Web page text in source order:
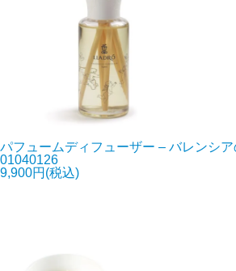
パフュームディフューザー – バレンシ
01040126
9,900円(税込)